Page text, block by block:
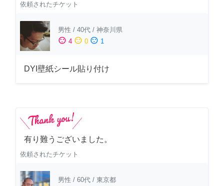
依頼されたチケット
男性 / 40代 / 神奈川県
sentiment_satisfied 4 sentiment_neutral 0 sentiment_dissatisfied 1
DYI壁紙シール貼り付け
有り難うございました。
依頼されたチケット
男性 / 60代 / 東京都